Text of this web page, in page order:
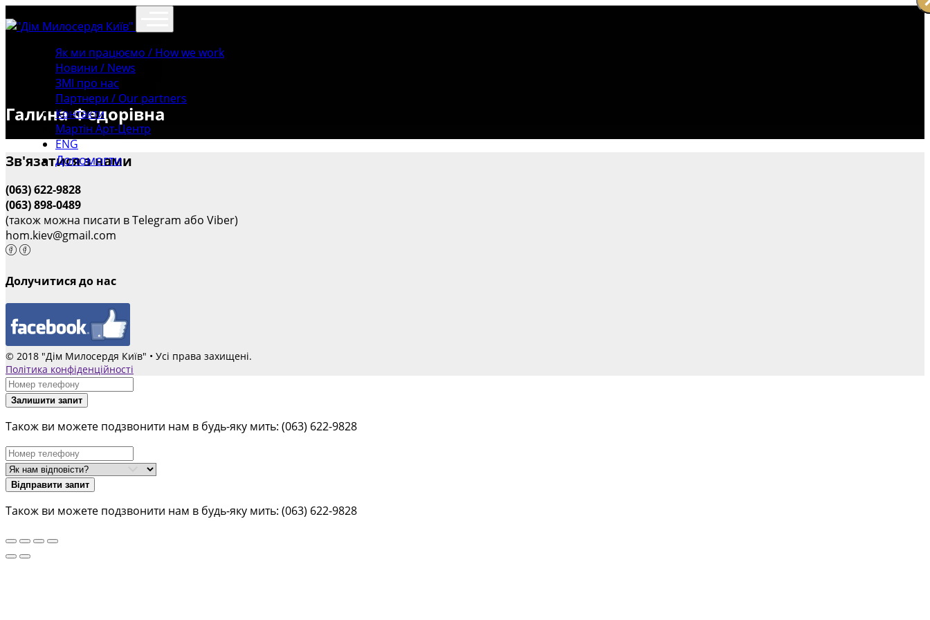
Як ми працюємо / How we work
Новини / News
ЗМІ про нас
Партнери / Our partners
Контакти
Mартін Арт-Центр
ENG
Допомогти
Галина Федорівна
Зв'язатися з нами
(063) 622-9828
(063) 898-0489
(також можна писати в Telegram або Viber)
hom.kiev@gmail.com
Долучитися до нас
© 2018 "Дім Милосердя Київ" • Усі права захищені.
Політика конфіденційності
Залишити запит
Також ви можете подзвонити нам в будь-яку мить: (063) 622-9828
Відправити запит
Також ви можете подзвонити нам в будь-яку мить: (063) 622-9828